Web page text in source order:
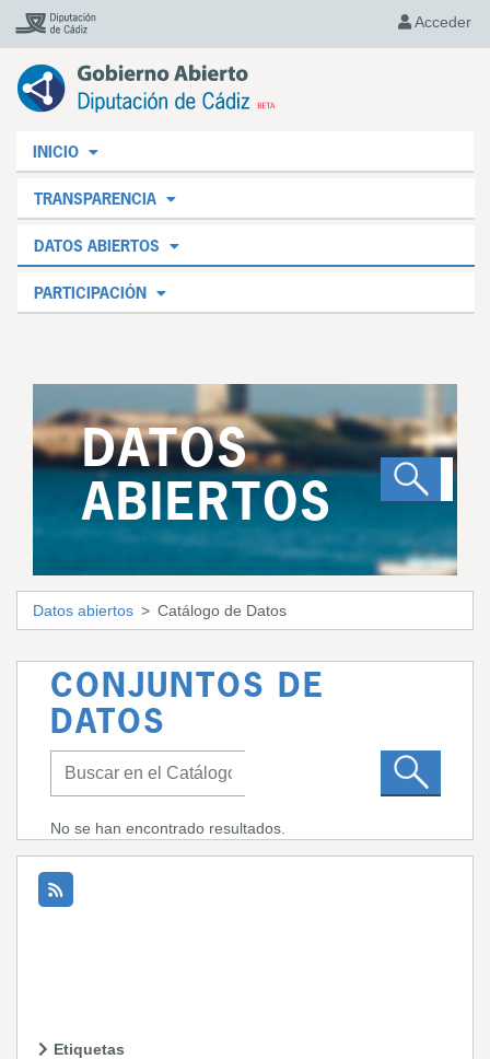
Acceder
INICIO
TRANSPARENCIA
DATOS ABIERTOS
PARTICIPACIÓN
DATOS
ABIERTOS
Datos abiertos Catálogo de Datos
CONJUNTOS DE
DATOS
No se han encontrado resultados.
Etiquetas